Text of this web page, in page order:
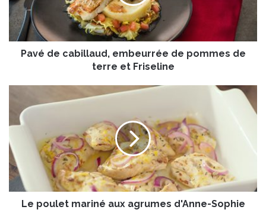
e
c
a
b
,
e
m
b
e
u
Pavé de cabillaud, embeurrée de pommes de
terre et Friseline
o
u
e
t
m
Le poulet mariné aux agrumes d'Anne-Sophie